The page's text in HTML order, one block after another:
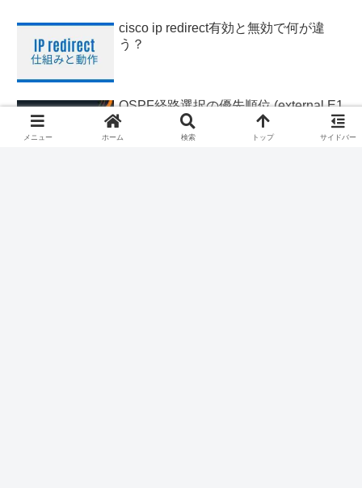
cisco ip redirect有効と無効で何が違
う？
OSPF経路選択の優先順位 (external E1
vs external E2) Cisco機器で検証
メニュー ホーム 検索 トップ サイドバー